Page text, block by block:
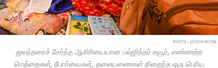
PHOTO • JOYDIP MITRA
ஜலந்தரைச் சேர்ந்த ஆசிரியையான பல்ஜிந்தர் கவூர், எண்ணற்ற
மெத்தைகள், போர்வைகள், தலையணைகள் நிறைந்த ஒரு பெரிய